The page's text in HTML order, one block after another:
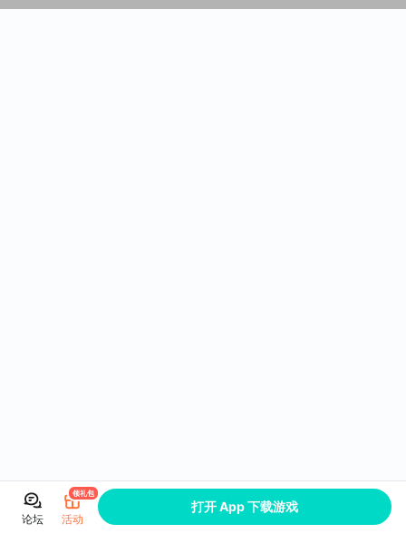
论坛 活动
领礼包
打开 App 下载游戏